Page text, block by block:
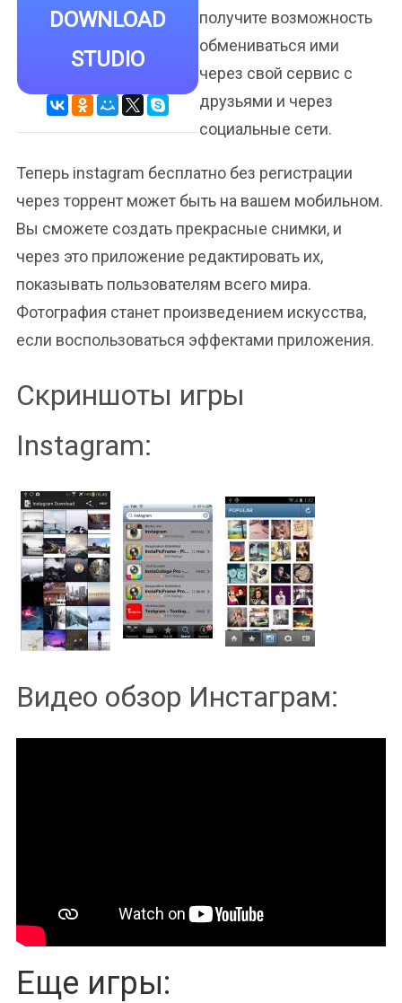
DOWNLOAD
STUDIO
получите возможность
обмениваться ими
через свой сервис с
друзьями и через
социальные сети.
Теперь instagram бесплатно без регистрации
через торрент может быть на вашем мобильном.
Вы сможете создать прекрасные снимки, и
через это приложение редактировать их,
показывать пользователям всего мира.
Фотография станет произведением искусства,
если воспользоваться эффектами приложения.
Скриншоты игры
Instagram:
Видео обзор Инстаграм:
Еще игры: